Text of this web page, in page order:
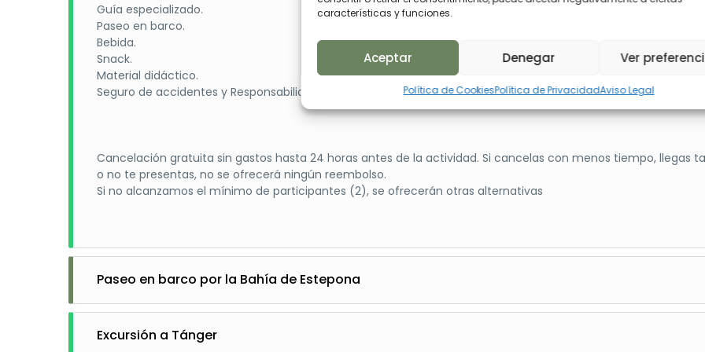
características y funciones.
Aceptar Denegar Ver
Política de CookiesPolítica de PrivacidadAviso Legal
Guía especializado.
Paseo en barco.
Bebida.
Snack.
Material didáctico.
Seguro de accidentes y Responsabilidad Civil.
Cancelación gratuita sin gastos hasta 24 horas antes de la actividad. Si cancelas con menos tiempo, llegas
o no te presentas, no se ofrecerá ningún reembolso.
Si no alcanzamos el mínimo de participantes (2), se ofrecerán otras alternativas
Paseo en barco por la Bahía de Estepona
45 €
Duración: 2 horas
Salidas: 12 h. 16h. y 18h.
Excursión a Tánger